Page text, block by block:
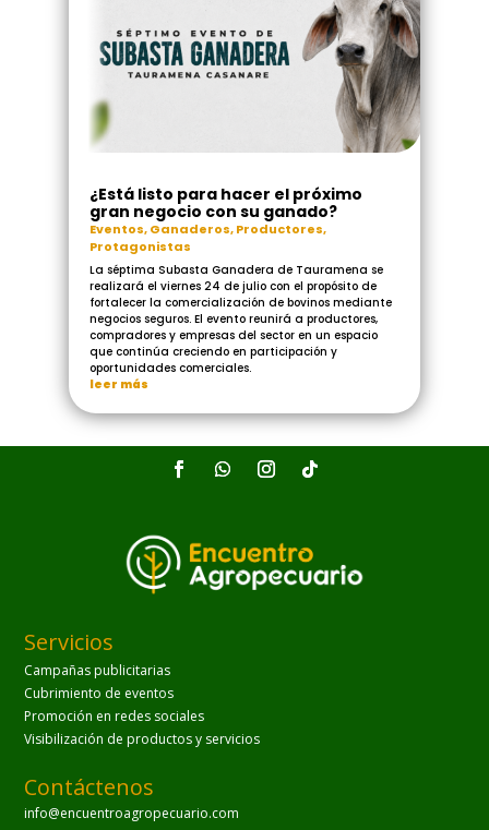
¿Está listo para hacer el próximo
gran negocio con su ganado?
Eventos,Ganaderos,Productores,
Protagonistas
La séptima Subasta Ganadera de Tauramena se
realizará el viernes 24 de julio con el propósito de
fortalecer la comercialización de bovinos mediante
negocios seguros. El evento reunirá a productores,
compradores y empresas del sector en un espacio
que continúa creciendo en participación y
oportunidades comerciales.
leer más
Servicios
Campañas publicitarias
Cubrimiento de eventos
Promoción en redes sociales
Visibilización de productos y servicios
Contáctenos
info@encuentroagropecuario.com